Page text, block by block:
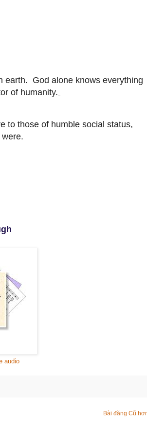
earth. God alone knows everything
of humanity.
to those of humble social status,
audio
Bài đăng Cũ